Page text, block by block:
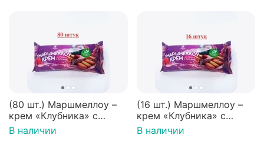
(80 шт.) Маршмеллоу –
крем «Клубника» с
палочками (ТМ
«Зефирный Лео»)
В наличии
(16 шт.) Маршмеллоу –
крем «Клубника» с
палочками (ТМ
«Зефирный Лео»)
В наличии